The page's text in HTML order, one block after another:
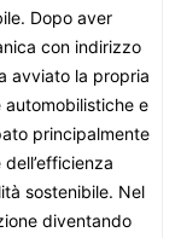
Dopo aver
con indirizzo
avviato la propria
e
principalmente
sostenibile. Nel
diventando